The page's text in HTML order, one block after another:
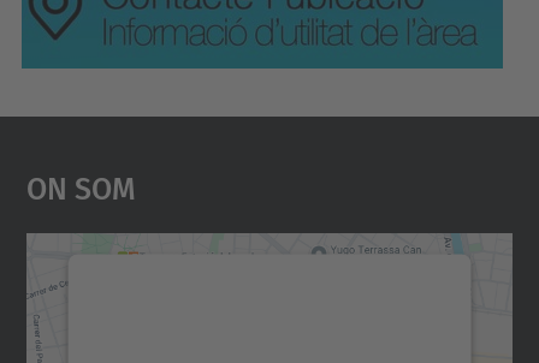
On Som